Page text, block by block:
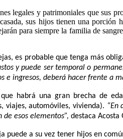
legales y patrimoniales que sus
sus hijos tienen una porción
para siempre la familia de
es probable que tenga más
y puede ser temporal o
ingresos, deberá hacer frente a
habrá una gran brecha de
viajes, automóviles, vivienda). “En
esos elementos”, destaca Acosta
a su vez tener hijos en